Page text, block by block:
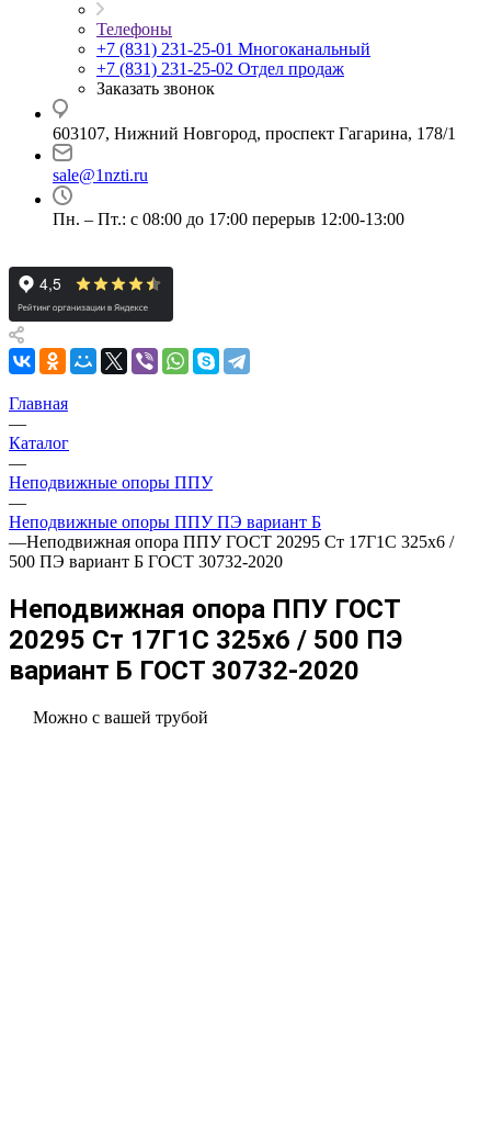
Телефоны
+7 (831) 231-25-01 Многоканальный
+7 (831) 231-25-02 Отдел продаж
Заказать звонок
603107, Нижний Новгород, проспект Гагарина, 178/1
sale@1nzti.ru
Пн. – Пт.: с 08:00 до 17:00 перерыв 12:00-13:00
Главная
—
Каталог
—
Неподвижные опоры ППУ
—
Неподвижные опоры ППУ ПЭ вариант Б
—Неподвижная опора ППУ ГОСТ 20295 Ст 17Г1С 325x6 /
500 ПЭ вариант Б ГОСТ 30732-2020
Неподвижная опора ППУ ГОСТ
20295 Ст 17Г1С 325x6 / 500 ПЭ
вариант Б ГОСТ 30732-2020
Можно с вашей трубой